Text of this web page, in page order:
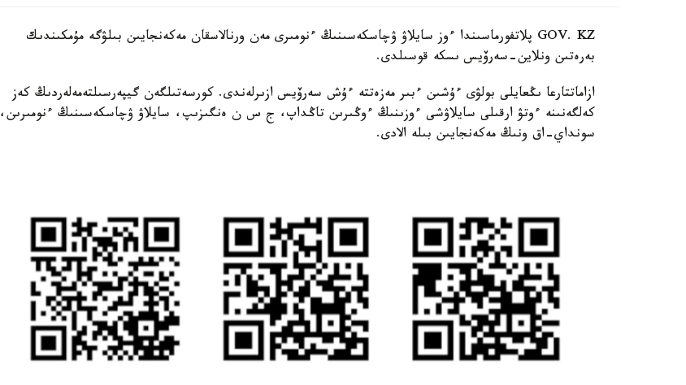
GOV. KZ پلاتفورماسىندا ءوز سايلاۋ ۋچاسكەسىنىڭ ءنومىرى مەن ورنالاسقان مەكەنجايىن بىلۋگە مۇمكىندىك
بەرەتىن ونلاين-سەرۆيس ىسكە قوسىلدى.
ازاماتتارعا ىڭعايلى بولۋى ءۇشىن ءبىر مەزەتتە ءۇش سەرۆيس ازىرلەندى. كورسەتىلگەن گيپەرسىلتەمەلەردىڭ كەز
كەلگەنىنە ءوتۋ ارقىلى سايلاۋشى ءوزىنىڭ ءوڭىرىن تاڭداپ، ج س ن ەنگىزىپ، سايلاۋ ۋچاسكەسىنىڭ ءنومىرىن،
سونداي-اق ونىڭ مەكەنجايىن بىلە الادى.